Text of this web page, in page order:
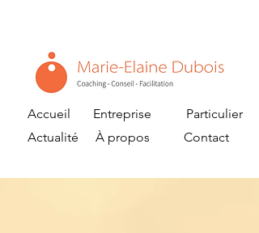
Contact
À propos
Actualité
Particulier
Accueil Entreprise